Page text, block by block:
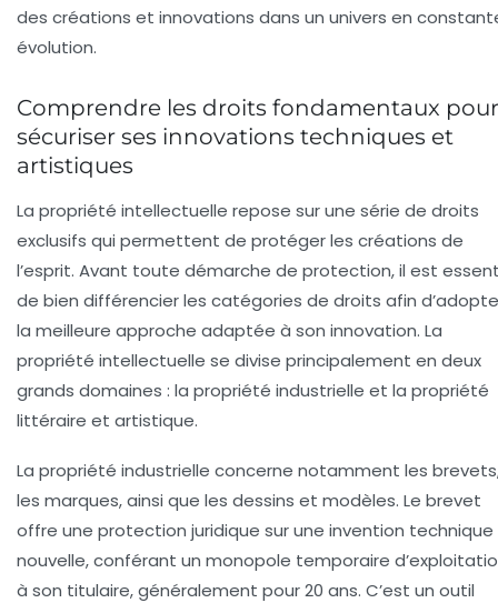
des créations et innovations dans un univers en
évolution.
Comprendre les droits fondamentaux pour
sécuriser ses innovations techniques et
artistiques
La propriété intellectuelle repose sur une série de droits
exclusifs qui permettent de protéger les créations de
l’esprit. Avant toute démarche de protection, il est
de bien différencier les catégories de droits afin
la meilleure approche adaptée à son innovation. La
propriété intellectuelle se divise principalement en deux
grands domaines : la propriété industrielle et la propriété
littéraire et artistique.
La propriété industrielle concerne notamment les
les marques, ainsi que les dessins et modèles. Le brevet
offre une protection juridique sur une invention technique
nouvelle, conférant un monopole temporaire
à son titulaire, généralement pour 20 ans. C’est un outil